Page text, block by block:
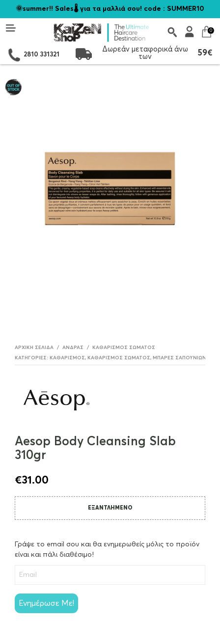
🌞summer!! Sales🌡️ για τα μαλλιά σου! code : SUMMER10
0
2810 331321
Δωρεάν μεταφορικά άνω
των
59€
ΑΡΧΙΚΉ ΣΕΛΊΔΑ / ΆΝΔΡΑΣ / ΚΑΘΑΡΙΣΜΌΣ ΣΏΜΑΤΟΣ
ΚΑΤΗΓΟΡΊΕΣ: ΚΑΘΑΡΙΣΜΌΣ, ΚΑΘΑΡΙΣΜΌΣ ΣΏΜΑΤΟΣ, ΜΠΆΡΕΣ ΣΑΠΟΥΝΙΏΝ
Aesop Body Cleansing Slab
310gr
€31.00
ΕΞΑΝΤΛΗΜΈΝΟ
Γράψε το email σου και θα ενημερωθείς μόλις το προϊόν
είναι και πάλι διαθέσιμο!
Ενημέρωσε Με!